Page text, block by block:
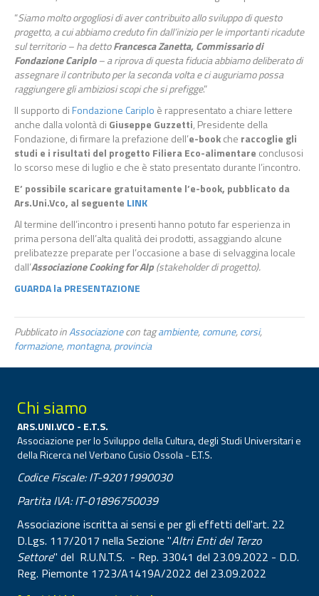
“Siamo molto orgogliosi di aver contribuito allo sviluppo di questo
progetto, a cui abbiamo creduto fin dall’inizio per le importanti ricadute
sul territorio – ha dettoFrancesca Zanetta, Commissario di
Fondazione Cariplo– a riprova di questa fiducia abbiamo deliberato di
assegnare il contributo per la seconda volta e ci auguriamo possa
raggiungere gli ambiziosi scopi che si prefigge.”
Il supporto diFondazione Cariplo è rappresentato a chiare lettere
anche dalla volontà di Giuseppe Guzzetti, Presidente della
Fondazione, di firmare la prefazione dell’e-bookche raccoglie gli
studi e i risultati del progetto Filiera Eco-alimentare conclusosi
lo scorso mese di luglio e che è stato presentato durante l’incontro.
E’ possibile scaricare gratuitamente l’e-book, pubblicato da
Ars.Uni.Vco, al seguente LINK
Al termine dell’incontro i presenti hanno potuto far esperienza in
prima persona dell’alta qualità dei prodotti, assaggiando alcune
prelibatezze preparate per l’occasione a base di selvaggina locale
dall’Associazione Cooking for Alp(stakeholder di progetto).
GUARDA la PRESENTAZIONE
Pubblicato inAssociazionecon tagambiente,comune,corsi,
formazione,montagna,provincia
Chi siamo
ARS.UNI.VCO - E.T.S.
Associazione per lo Sviluppo della Cultura, degli Studi Universitari e
della Ricerca nel Verbano Cusio Ossola - E.T.S.
Codice Fiscale: IT-92011990030
Partita IVA: IT-01896750039
Associazione iscritta ai sensi e per gli effetti dell'art. 22
D.Lgs. 117/2017 nella Sezione "Altri Enti del Terzo
Settore" del R.U.N.T.S. - Rep. 33041 del 23.09.2022 - D.D.
Reg. Piemonte 1723/A1419A/2022 del 23.09.2022